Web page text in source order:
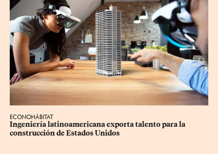
ECONOHÁBITAT
Ingeniería latinoamericana exporta talento para la
construcción de Estados Unidos